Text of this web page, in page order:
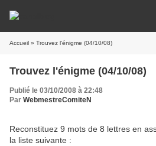
Accueil » Trouvez l'énigme (04/10/08)
Trouvez l'énigme (04/10/08)
Publié le 03/10/2008 à 22:48
Par WebmestreComiteN
Reconstituez 9 mots de 8 lettres en
la liste suivante :